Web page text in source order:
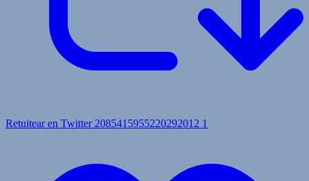
Retuitear en Twitter 2085415955220292012 1